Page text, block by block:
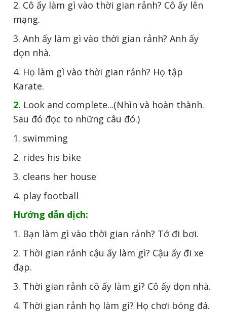
2. Cô ấy làm gì vào thời gian rảnh? Cô ấy lên
mạng.
3. Anh ấy làm gì vào thời gian rảnh? Anh ấy
dọn nhà.
4. Họ làm gì vào thời gian rảnh? Họ tập
Karate.
2. Look and complete...(Nhìn và hoàn thành.
Sau đó đọc to những câu đó.)
1. swimming
2. rides his bike
3. cleans her house
4. play football
Hướng dẫn dịch:
1. Bạn làm gì vào thời gian rảnh? Tớ đi bơi.
2. Thời gian rảnh cậu ấy làm gì? Cậu ấy đi xe
đạp.
3. Thời gian rảnh cô ấy làm gì? Cô ấy dọn nhà.
4. Thời gian rảnh họ làm gì? Họ chơi bóng đá.